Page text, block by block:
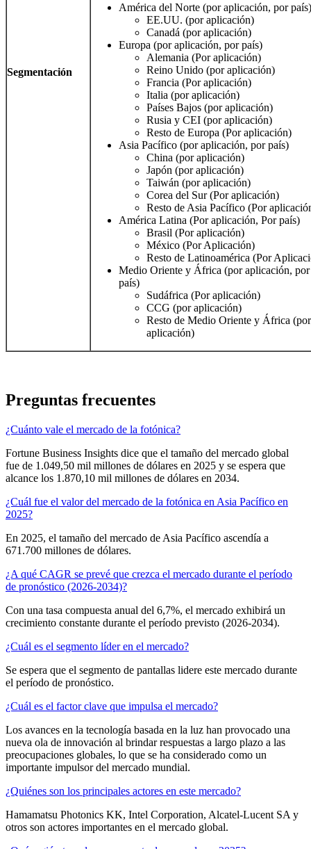
Segmentación
América del Norte (por aplicación, por país)
EE.UU. (por aplicación)
Canadá (por aplicación)
Europa (por aplicación, por país)
Alemania (Por aplicación)
Reino Unido (por aplicación)
Francia (Por aplicación)
Italia (por aplicación)
Países Bajos (por aplicación)
Rusia y CEI (por aplicación)
Resto de Europa (Por aplicación)
Asia Pacífico (por aplicación, por país)
China (por aplicación)
Japón (por aplicación)
Taiwán (por aplicación)
Corea del Sur (Por aplicación)
Resto de Asia Pacífico (Por
América Latina (Por aplicación, Por país)
Brasil (Por aplicación)
México (Por Aplicación)
Resto de Latinoamérica (Por
Medio Oriente y África (por aplicación, por
país)
Sudáfrica (Por aplicación)
CCG (por aplicación)
Resto de Medio Oriente y África (por
aplicación)
Preguntas frecuentes
¿Cuánto vale el mercado de la fotónica?
Fortune Business Insights dice que el tamaño del mercado global
fue de 1.049,50 mil millones de dólares en 2025 y se espera que
alcance los 1.870,10 mil millones de dólares en 2034.
¿Cuál fue el valor del mercado de la fotónica en Asia Pacífico en
2025?
En 2025, el tamaño del mercado de Asia Pacífico ascendía a
671.700 millones de dólares.
¿A qué CAGR se prevé que crezca el mercado durante el período
de pronóstico (2026-2034)?
Con una tasa compuesta anual del 6,7%, el mercado exhibirá un
crecimiento constante durante el período previsto (2026-2034).
¿Cuál es el segmento líder en el mercado?
Se espera que el segmento de pantallas lidere este mercado durante
el período de pronóstico.
¿Cuál es el factor clave que impulsa el mercado?
Los avances en la tecnología basada en la luz han provocado una
nueva ola de innovación al brindar respuestas a largo plazo a las
preocupaciones globales, lo que se ha considerado como un
importante impulsor del mercado mundial.
¿Quiénes son los principales actores en este mercado?
Hamamatsu Photonics KK, Intel Corporation, Alcatel-Lucent SA y
otros son actores importantes en el mercado global.